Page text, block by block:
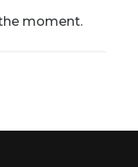
moment.